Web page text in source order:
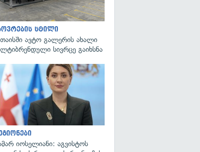
სტილი
ავტო გალერის ახალი
სივრცე გაიხსნა
იოსელიანი: აგვისტოს